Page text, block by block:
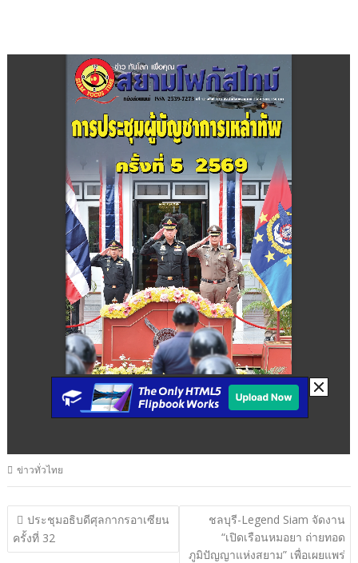
ข่าวทั่วไทย
แนะแนว
เรื่อง
ประชุมอธิบดีศุลกากรอาเซียน
ครั้งที่ 32
ชลบุรี-Legend Siam จัดงาน
“เปิดเรือนหมอยา ถ่ายทอด
ภูมิปัญญาแห่งสยาม” เพื่อเผยแพร่